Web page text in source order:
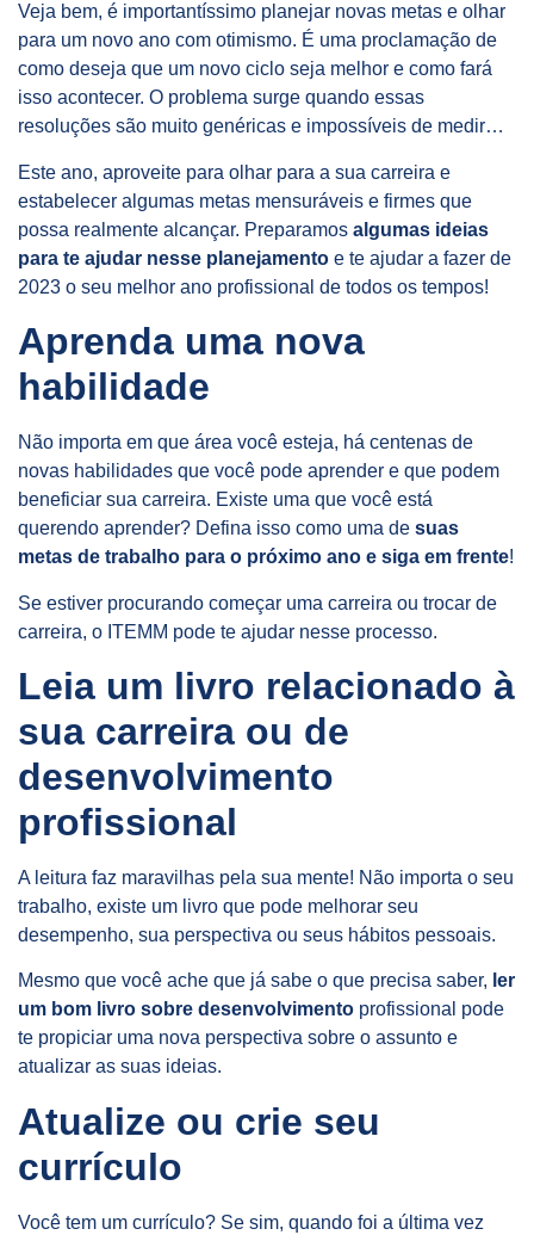
Veja bem, é importantíssimo planejar novas metas e olhar
para um novo ano com otimismo. É uma proclamação de
como deseja que um novo ciclo seja melhor e como fará
isso acontecer. O problema surge quando essas
resoluções são muito genéricas e impossíveis de medir…
Este ano, aproveite para olhar para a sua carreira e
estabelecer algumas metas mensuráveis ​​e firmes que
possa realmente alcançar. Preparamos algumas ideias
para te ajudar nesse planejamento e te ajudar a fazer de
2023 o seu melhor ano profissional de todos os tempos!
Aprenda uma nova
habilidade
Não importa em que área você esteja, há centenas de
novas habilidades que você pode aprender e que podem
beneficiar sua carreira. Existe uma que você está
querendo aprender? Defina isso como uma de suas
metas de trabalho para o próximo ano e siga em frente!
Se estiver procurando começar uma carreira ou trocar de
carreira, o ITEMM pode te ajudar nesse processo.
Leia um livro relacionado à
sua carreira ou de
desenvolvimento
profissional
A leitura faz maravilhas pela sua mente! Não importa o seu
trabalho, existe um livro que pode melhorar seu
desempenho, sua perspectiva ou seus hábitos pessoais.
Mesmo que você ache que já sabe o que precisa saber, ler
um bom livro sobre desenvolvimento profissional pode
te propiciar uma nova perspectiva sobre o assunto e
atualizar as suas ideias.
Atualize ou crie seu
currículo
Você tem um currículo? Se sim, quando foi a última vez